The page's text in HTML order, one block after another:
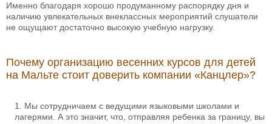
Именно благодаря хорошо продуманному распорядку дня и
наличию увлекательных внеклассных мероприятий слушатели
не ощущают достаточно высокую учебную нагрузку.
Почему организацию весенних курсов для детей
на Мальте стоит доверить компании «Канцлер»?
Мы сотрудничаем с ведущими языковыми школами и
лагерями. А это значит, что, отправляя ребенка за границу, вы